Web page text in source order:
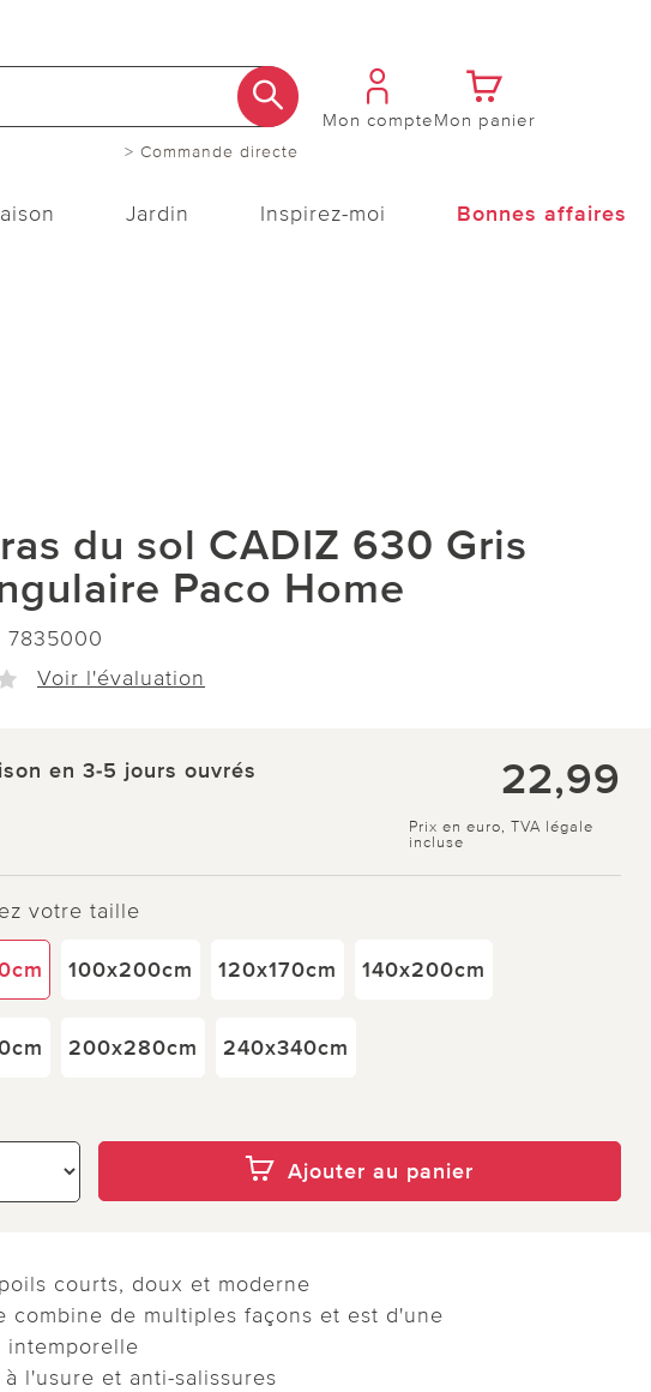
> Commande directe
Mon compteMon panier
Jardin Inspirez-moi Bonnes affaires
du sol CADIZ 630 Gris
Paco Home
7835000
Voir l'évaluation
en 3-5 jours ouvrés 22,99
Prix en euro, TVA légale
incluse
votre taille
100x200cm 120x170cm 140x200cm
200x280cm 240x340cm
Ajouter au panier
courts, doux et moderne
combine de multiples façons et est d'une
intemporelle
à l'usure et anti-salissures